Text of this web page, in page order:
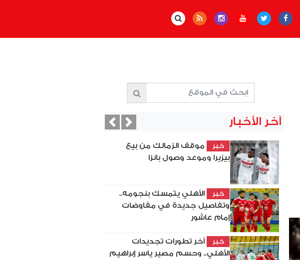
آخر الأخبار
خبر
موقف الزمالك من بيع
بيزيرا وموعد وصول بانزا
خبر
الأهلي يتمسك بنجومه..
وتفاصيل جديدة في مفاوضات
إمام عاشور
خبر
آخر تطورات تجديدات
الأهلي.. وحسم مصير ياسر إبراهيم
PreviousNext